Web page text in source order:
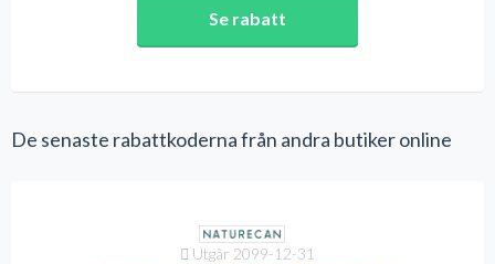
Se rabatt
De senaste rabattkoderna från andra butiker online
Utgår 2099-12-31